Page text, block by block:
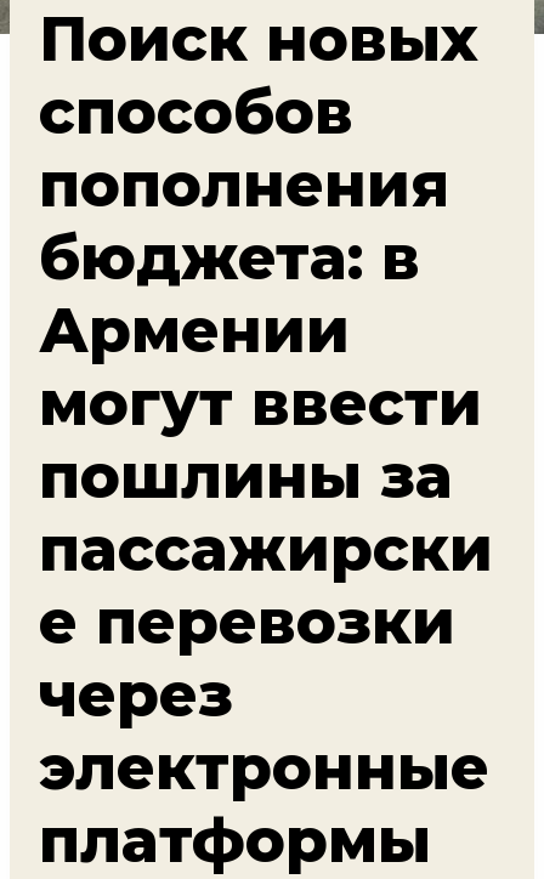
Поиск новых
способов
пополнения
бюджета: в
Армении
могут ввести
пошлины за
пассажирски
е перевозки
через
электронные
платформы